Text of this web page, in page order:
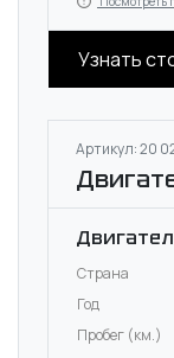
Узнать
Артикул: 20
Страна
Год
Пробег (км.)